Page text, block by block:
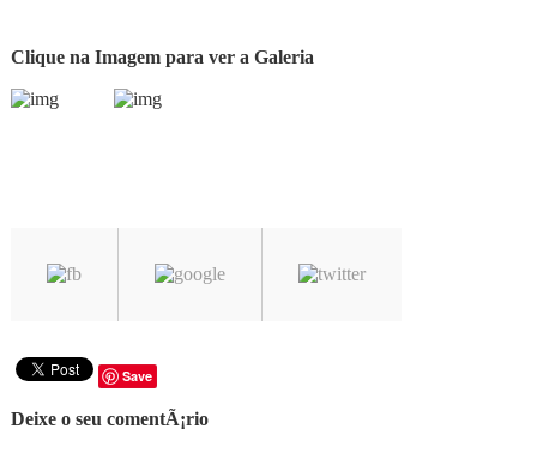
Clique na Imagem para ver a Galeria
Save
Deixe o seu comentÃ¡rio